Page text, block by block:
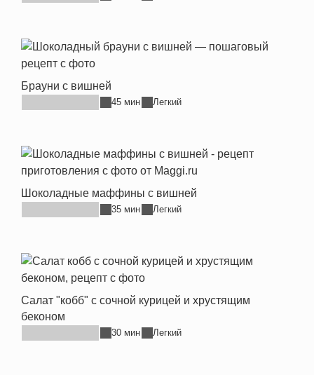
Брауни с вишней
45 мин Легкий
Шоколадные маффины с вишней
35 мин Легкий
Салат "кобб" с сочной курицей и хрустящим
беконом
30 мин Легкий